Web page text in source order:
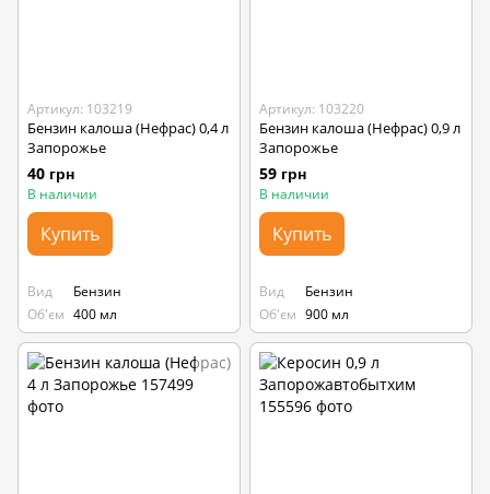
Артикул: 103219
Бензин калоша (Нефрас) 0,4 л
Запорожье
40 грн
В наличии
Купить
Вид
Бензин
Об'єм 400 мл
Артикул: 103220
Бензин калоша (Нефрас) 0,9 л
Запорожье
59 грн
В наличии
Купить
Вид
Бензин
Об'єм 900 мл